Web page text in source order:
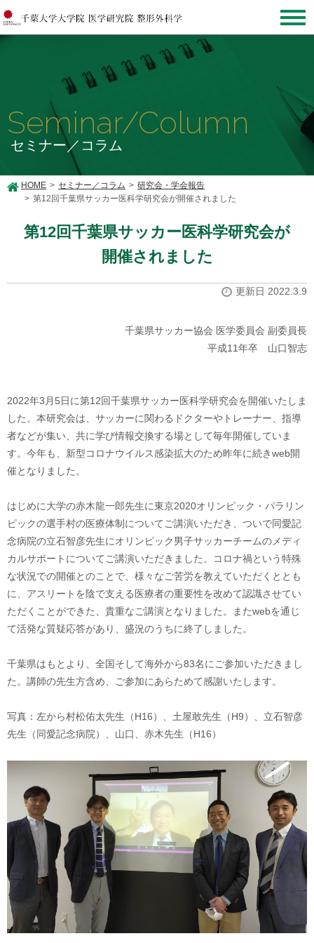
Seminar/Column
セミナー／コラム
HOME セミナー／コラム
研究会・学会報告
第12回千葉県サッカー医科学研究会が開催されました
第12回千葉県サッカー医科学研究会が
開催されました
更新日 2022.3.9
千葉県サッカー協会 医学委員会 副委員長
平成11年卒 山口智志
2022年3月5日に第12回千葉県サッカー医科学研究会を開催いたしま
した。本研究会は、サッカーに関わるドクターやトレーナー、指導
者などが集い、共に学び情報交換する場として毎年開催していま
す。今年も、新型コロナウイルス感染拡大のため昨年に続きweb開
催となりました。
はじめに大学の赤木龍一郎先生に東京2020オリンピック・パラリン
ピックの選手村の医療体制についてご講演いただき、ついで同愛記
念病院の立石智彦先生にオリンピック男子サッカーチームのメディ
カルサポートについてご講演いただきました。コロナ禍という特殊
な状況での開催とのことで、様々なご苦労を教えていただくととも
に、アスリートを陰で支える医療者の重要性を改めて認識させてい
ただくことができた、貴重なご講演となりました。またwebを通じ
て活発な質疑応答があり、盛況のうちに終了しました。
千葉県はもとより、全国そして海外から83名にご参加いただきまし
た。講師の先生方含め、ご参加にあらためて感謝いたします。
写真：左から村松佑太先生（H16）、土屋敢先生（H9）、立石智彦
先生（同愛記念病院）、山口、赤木先生（H16）